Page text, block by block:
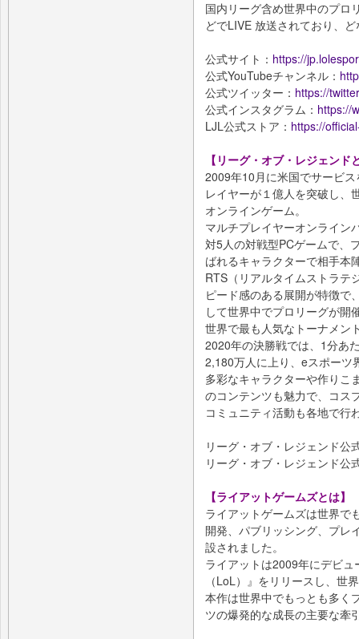
国内リーグ含め世界中のプロ
どでLIVE 放送されており、
公式サイト： https://
公式YouTubeチャンネル：
公式ツイッター： https://
公式インスタグラム： https://
LJL公式ストア： https://
【リーグ・オブ・レジェンド
2009年10月に米国でサービ
レイヤーが１億人を突破し、
オンラインゲーム。
マルチプレイヤーオンライン
対5人の対戦型PCゲームで、
ばれるキャラクターで相手本
RTS（リアルタイムストラテ
ピード感のある展開が特徴で
して世界中でプロリーグが開
世界で最も人気なトーナメン
2020年の決勝戦では、1分あ
2,180万人に上り、eスポーツ
多彩なキャラクターや作りこ
のコンテンツも魅力で、コス
コミュニティ活動も各地で行
リーグ・オブ・レジェンド公
リーグ・オブ・レジェンド公
【ライアットゲームズとは】
ライアットゲームズは世界で
開発、パブリッシング、プレ
設されました。
ライアットは2009年にデビ
（LoL）』をリリースし、世
本作は世界中でもっとも多く
ツの爆発的な成長の主要な牽